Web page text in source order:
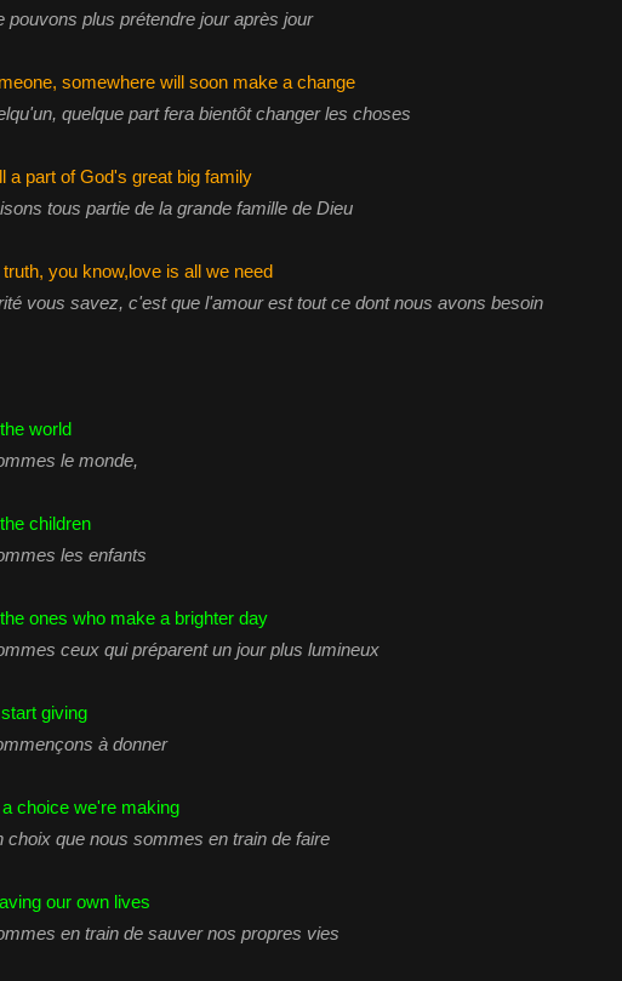
pouvons plus prétendre jour après jour
somewhere will soon make a change
quelque part fera bientôt changer les choses
a part of God's great big family
tous partie de la grande famille de Dieu
you know,love is all we need
vous savez, c'est que l'amour est tout ce dont nous avons besoin
world
le monde,
children
les enfants
ones who make a brighter day
ceux qui préparent un jour plus lumineux
giving
à donner
choice we're making
choix que nous sommes en train de faire
our own lives
en train de sauver nos propres vies